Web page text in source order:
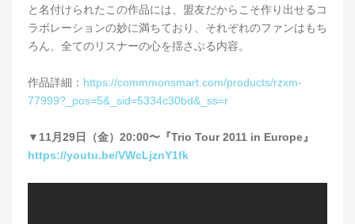
と名付けられたこの作品には、盟友だからこそ作り出せるコ
ラボレーションの妙に満ちており、それぞれのファンはもち
ろん、全てのリスナーの心を揺さぶる内容。
作品詳細： https://commmonsmart.com/products/rzxm-
77999?_pos=5&_sid=5334c30bd&_ss=r
▼11月29日（金）20:00〜『Trio Tour 2011 in Europe』
https://youtu.be/VWcLjznY1fk